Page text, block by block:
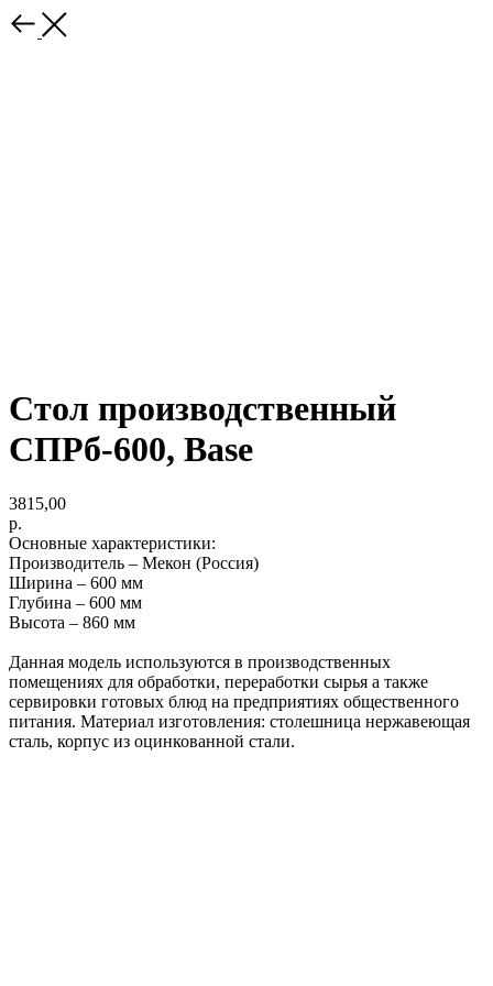
Стол производственный
СПРб-600, Base
3815,00
р.
Основные характеристики:
Производитель – Мекон (Россия)
Ширина – 600 мм
Глубина – 600 мм
Высота – 860 мм
Данная модель используются в производственных
помещениях для обработки, переработки сырья а также
сервировки готовых блюд на предприятиях общественного
питания. Материал изготовления: столешница нержавеющая
сталь, корпус из оцинкованной стали.